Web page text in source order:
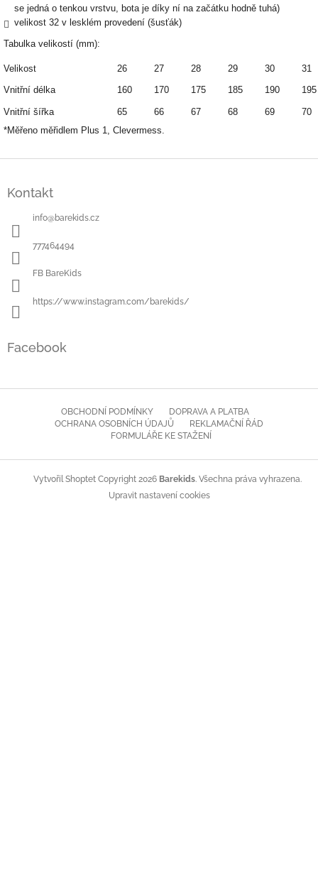
se jedná o tenkou vrstvu, bota je díky ní na začátku hodně tuhá)
velikost 32 v lesklém provedení (šusťák)
Tabulka velikostí (mm):
Velikost 26 27 28 29 30
31
Vnitřní délka
160 170 175 185 190 195
Vnitřní šířka 65 66 67 68 69
70
*Měřeno měřidlem Plus 1, Clevermess.
Kontakt
info@barekids.cz
777464494
FB BareKids
https://www.instagram.com/barekids/
Facebook
OBCHODNÍ PODMÍNKY
DOPRAVA A PLATBA
OCHRANA OSOBNÍCH ÚDAJŮ
REKLAMAČNÍ ŘÁD
FORMULÁŘE KE STAŽENÍ
Vytvořil Shoptet Copyright 2026 Barekids. Všechna práva vyhrazena.
Upravit nastavení cookies